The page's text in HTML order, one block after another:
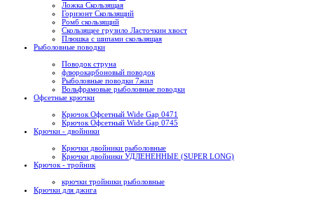
Ложка Скользящая
Горизонт Скользящий
Ромб скользящий
Скользящее грузило Ласточкин хвост
Плюшка с шипами скользящая
Рыболовные поводки
Поводок струна
флюрокарбоновый поводок
Рыболовные поводки 7жил
Вольфрамовые рыболовные поводки
Офсетные крючки
Крючок Офсетный Wide Gap 0471
Крючок Офсетный Wide Gap 0745
Крючки - двойники
Крючки двойники рыболовные
Крючки двойники УДЛЕНЕННЫЕ (SUPER LONG)
Крючок - тройник
крючки тройники рыболовные
Крючки для джига